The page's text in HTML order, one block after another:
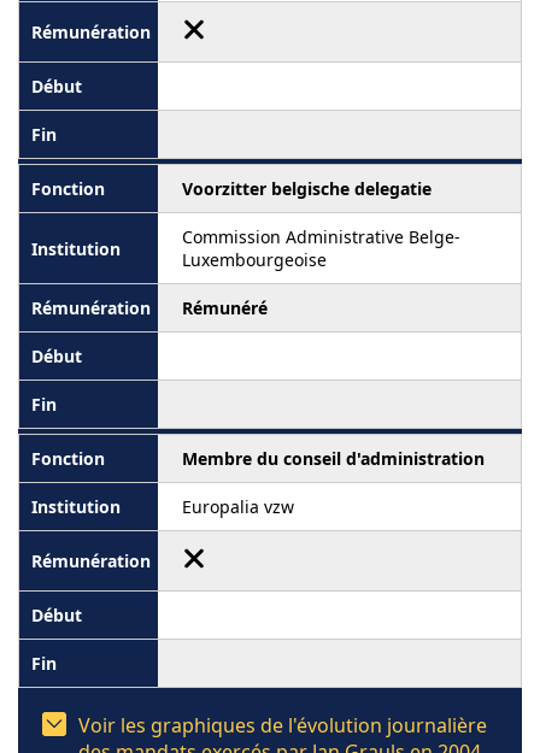
Voorzitter belgische delegatie
Commission Administrative Belge-
Luxembourgeoise
Rémunéré
Membre du conseil d'administration
Europalia vzw
Voir les graphiques de l'évolution journalière